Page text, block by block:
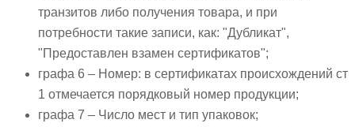
транзитов либо получения товара, и при
потребности такие записи, как: "Дубликат",
"Предоставлен взамен сертификатов";
графа 6 – Номер: в сертификатах происхождений ст
1 отмечается порядковый номер продукции;
графа 7 – Число мест и тип упаковок;